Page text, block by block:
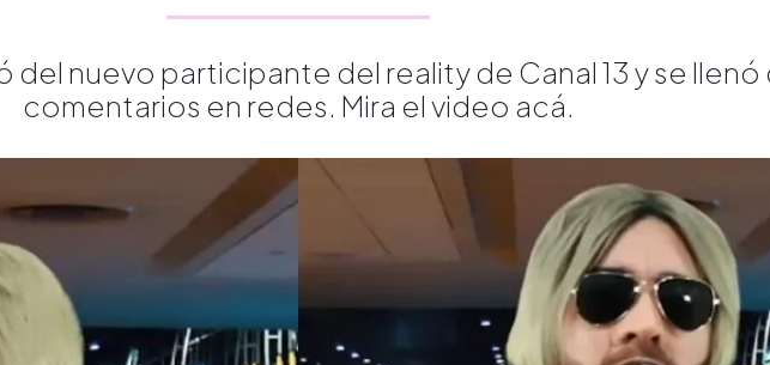
del nuevo participante del reality de Canal 13 y se
comentarios en redes. Mira el video acá.